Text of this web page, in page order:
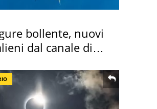
bollente, nuovi
dal canale di